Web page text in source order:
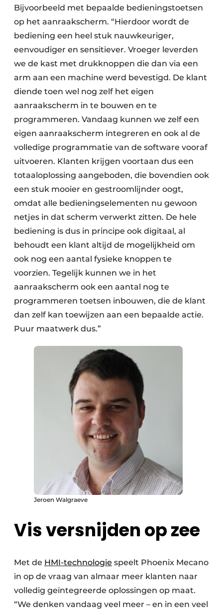
Bijvoorbeeld met bepaalde bedieningstoetsen
op het aanraakscherm. “Hierdoor wordt de
bediening een heel stuk nauwkeuriger,
eenvoudiger en sensitiever. Vroeger leverden
we de kast met drukknoppen die dan via een
arm aan een machine werd bevestigd. De klant
diende toen wel nog zelf het eigen
aanraakscherm in te bouwen en te
programmeren. Vandaag kunnen we zelf een
eigen aanraakscherm integreren en ook al de
volledige programmatie van de software vooraf
uitvoeren. Klanten krijgen voortaan dus een
totaaloplossing aangeboden, die bovendien ook
een stuk mooier en gestroomlijnder oogt,
omdat alle bedieningselementen nu gewoon
netjes in dat scherm verwerkt zitten. De hele
bediening is dus in principe ook digitaal, al
behoudt een klant altijd de mogelijkheid om
ook nog een aantal fysieke knoppen te
voorzien. Tegelijk kunnen we in het
aanraakscherm ook een aantal nog te
programmeren toetsen inbouwen, die de klant
dan zelf kan toewijzen aan een bepaalde actie.
Puur maatwerk dus.”
Jeroen Walgraeve
Vis versnijden op zee
Met de HMI-technologie speelt Phoenix Mecano
in op de vraag van almaar meer klanten naar
volledig geïntegreerde oplossingen op maat.
“We denken vandaag veel meer – en in een veel